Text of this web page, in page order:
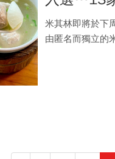
名單一次
米其林即將於下
由匿名而獨立的